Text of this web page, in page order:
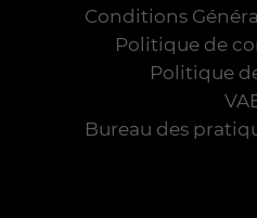
Conditions
Politique de
Politique
Bureau des